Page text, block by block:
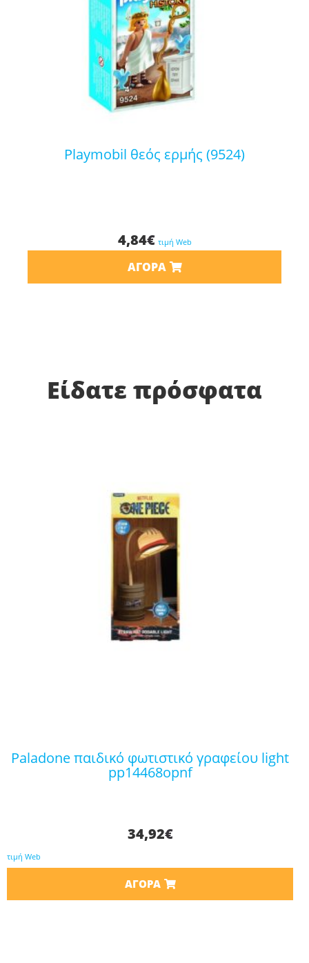
playmobil θεός ερμής (9524)
4,84€ τιμή Web
ΑΓΟΡΆ
Είδατε πρόσφατα
paladone παιδικό φωτιστικό γραφείου light
pp14468opnf
34,92€
τιμή Web
ΑΓΟΡΆ